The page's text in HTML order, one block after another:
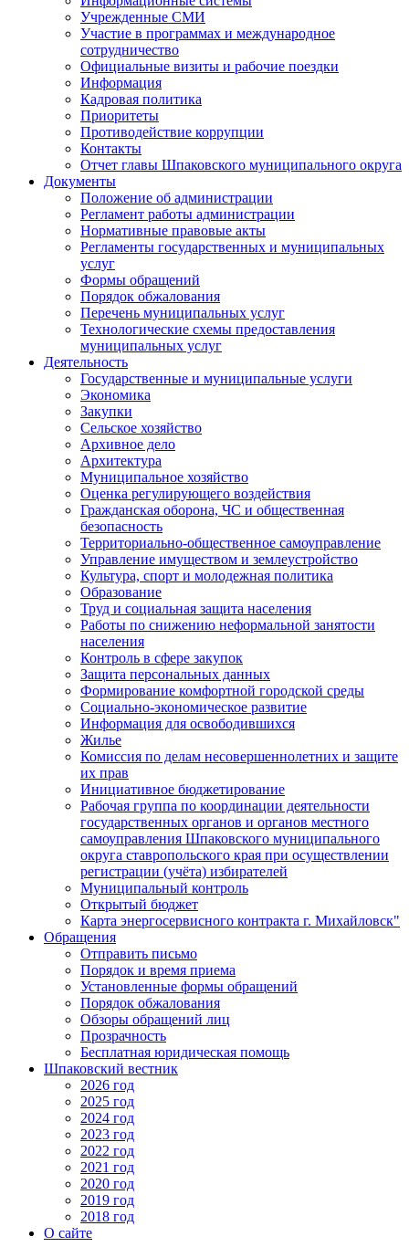
Учрежденные СМИ
Участие в программах и международное
сотрудничество
Официальные визиты и рабочие поездки
Информация
Кадровая политика
Приоритеты
Противодействие коррупции
Контакты
Отчет главы Шпаковского муниципального округа
Документы
Положение об администрации
Регламент работы администрации
Нормативные правовые акты
Регламенты государственных и муниципальных
услуг
Формы обращений
Порядок обжалования
Перечень муниципальных услуг
Технологические схемы предоставления
муниципальных услуг
Деятельность
Государственные и муниципальные услуги
Экономика
Закупки
Сельское хозяйство
Архивное дело
Архитектура
Муниципальное хозяйство
Оценка регулирующего воздействия
Гражданская оборона, ЧС и общественная
безопасность
Территориально-общественное самоуправление
Управление имуществом и землеустройство
Культура, спорт и молодежная политика
Образование
Труд и социальная защита населения
Работы по снижению неформальной занятости
населения
Контроль в сфере закупок
Защита персональных данных
Формирование комфортной городской среды
Социально-экономическое развитие
Информация для освободившихся
Жилье
Комиссия по делам несовершеннолетних и защите
их прав
Инициативное бюджетирование
Рабочая группа по координации деятельности
государственных органов и органов местного
самоуправления Шпаковского муниципального
округа ставропольского края при осуществлении
регистрации (учёта) избирателей
Муниципальный контроль
Открытый бюджет
Карта энергосервисного контракта г. Михайловск"
Обращения
Отправить письмо
Порядок и время приема
Установленные формы обращений
Порядок обжалования
Обзоры обращений лиц
Прозрачность
Бесплатная юридическая помощь
Шпаковский вестник
2026 год
2025 год
2024 год
2023 год
2022 год
2021 год
2020 год
2019 год
2018 год
О сайте